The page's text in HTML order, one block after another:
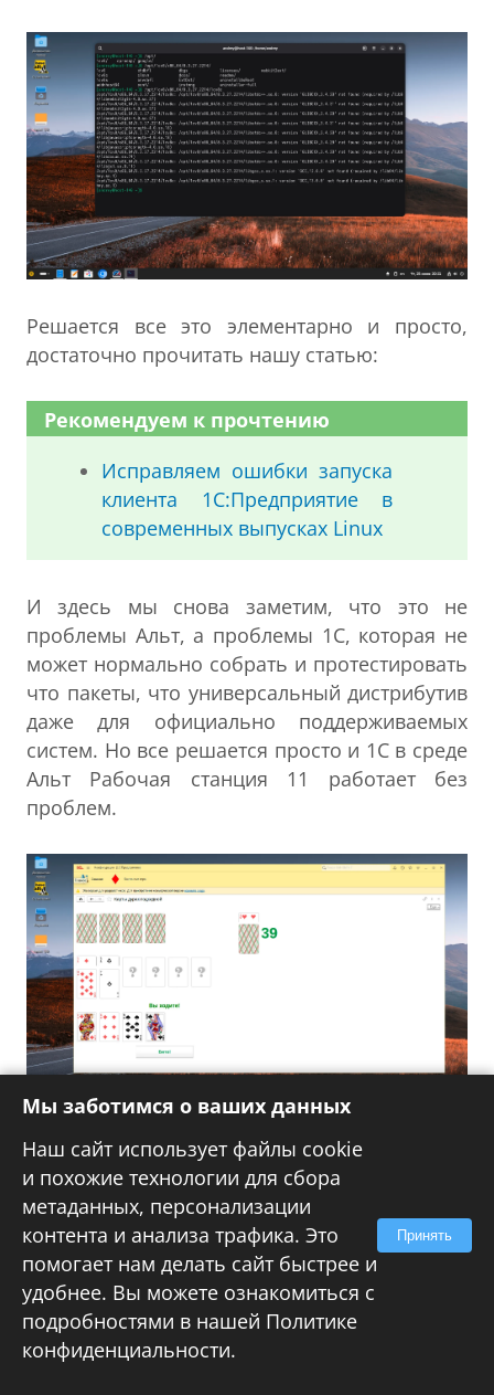
Решается все это элементарно и просто,
достаточно прочитать нашу статью:
Рекомендуем к прочтению
Исправляем ошибки запуска
клиента 1С:Предприятие в
современных выпусках Linux
И здесь мы снова заметим, что это не
проблемы Альт, а проблемы 1С, которая не
может нормально собрать и протестировать
что пакеты, что универсальный дистрибутив
даже для официально поддерживаемых
систем. Но все решается просто и 1С в среде
Альт Рабочая станция 11 работает без
проблем.
Теперь к сетевым и мультимедийным
возможностям. Сети Windows Альт Рабочая
станция 11 видит без проблем, и сама в них
отображается. Нет сложностей с флешками
большого размера, в том числе и с exFAT,
все нормально читается и отображается.
Мы заботимся о ваших данных
Наш сайт использует файлы cookie
и похожие технологии для сбора
метаданных, персонализации
контента и анализа трафика. Это
помогает нам делать сайт быстрее и
удобнее. Вы можете ознакомиться с
подробностями в нашей Политике
конфиденциальности.
Принять